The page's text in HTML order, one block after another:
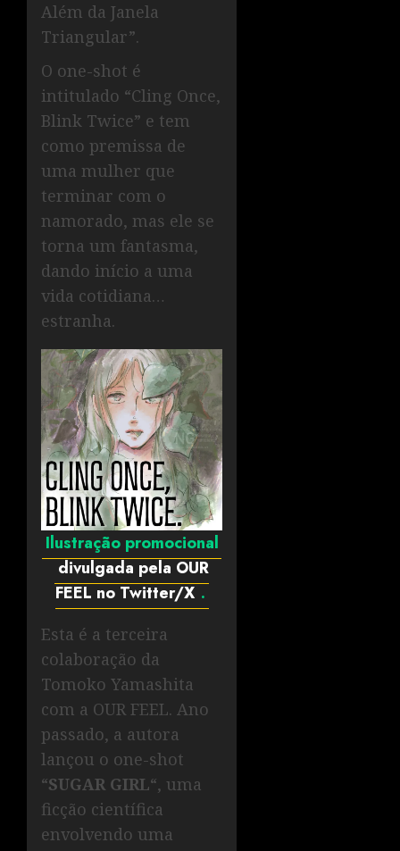
Além da Janela
Triangular”.
O one-shot é
intitulado “Cling Once,
Blink Twice” e tem
como premissa de
uma mulher que
terminar com o
namorado, mas ele se
torna um fantasma,
dando início a uma
vida cotidiana…
estranha.
Ilustração promocional
divulgada pela OUR
FEEL no Twitter/X .
Esta é a terceira
colaboração da
Tomoko Yamashita
com a OUR FEEL. Ano
passado, a autora
lançou o one-shot
“SUGAR GIRL“, uma
ficção científica
envolvendo uma